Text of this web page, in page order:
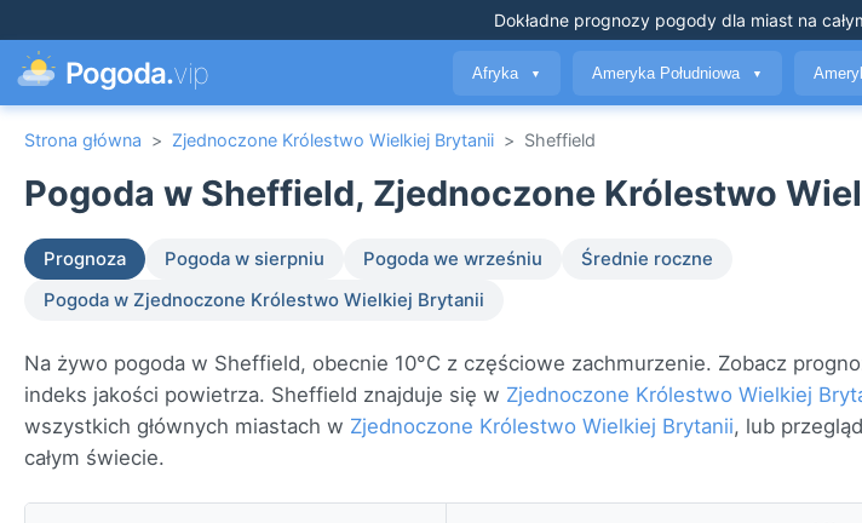
Dokładne prognozy pogodydla miast na
Pogoda.vip Afryka ▼ Ameryka Południowa ▼
Strona główna > Zjednoczone Królestwo Wielkiej Brytanii > Sheffield
Pogoda w Sheffield, Zjednoczone Królestwo
Prognoza Pogoda w sierpniu Pogoda we wrześniu
Średnie roczne
Pogoda w Zjednoczone Królestwo Wielkiej Brytanii
Na żywo pogoda w Sheffield, obecnie 10°C z częściowe zachmurzenie. Zobacz
indeks jakości powietrza. Sheffield znajduje się w Zjednoczone Królestwo Wielkiej
wszystkich głównych miastach w Zjednoczone Królestwo Wielkiej Brytanii, lub
całym świecie.